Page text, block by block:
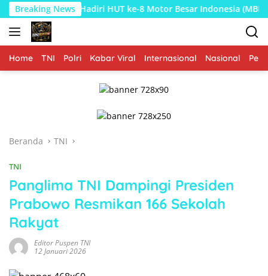
Langsung
ke
konten
Breaking News
Hadiri HUT ke-8 Motor Besar Indonesia (MBI), Bamsoet Ajak
Home TNI Polri Kabar Viral Internasional Nasional
Beranda TNI
TNI
Panglima TNI Dampingi Presiden
Prabowo Resmikan 166 Sekolah
Rakyat
Editor Puspen TNI
12 Januari 2026